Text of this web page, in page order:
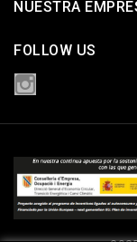
NUESTRA
FOLLOW US